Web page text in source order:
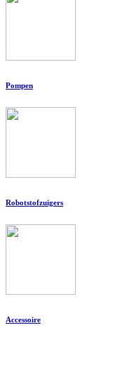
Pompen
Robotstofzuigers
Accessoire